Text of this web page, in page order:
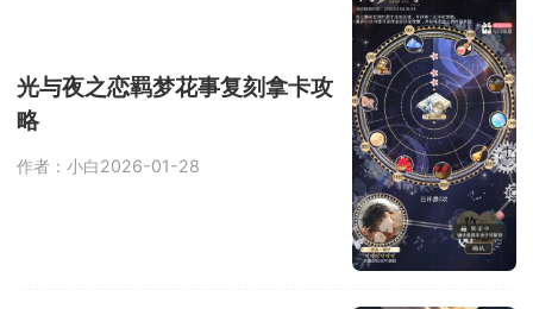
光与夜之恋羁梦花事复刻拿卡攻
略
作者：小白2026-01-28